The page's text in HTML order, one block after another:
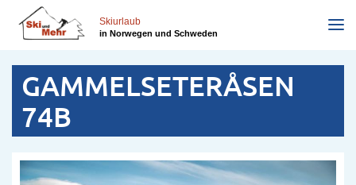
zum
Inhalt
Skiurlaub
in Norwegen und Schweden
GAMMELSETERÅSEN
74B